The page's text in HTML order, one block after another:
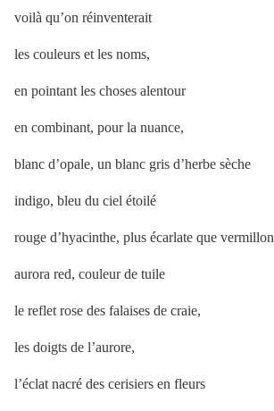
voilà qu’on réinventerait
les couleurs et les noms,
en pointant les choses alentour
en combinant, pour la nuance,
blanc d’opale, un blanc gris d’herbe sèche
indigo, bleu du ciel étoilé
rouge d’hyacinthe, plus écarlate que vermillon
aurora red, couleur de tuile
le reflet rose des falaises de craie,
les doigts de l’aurore,
l’éclat nacré des cerisiers en fleurs